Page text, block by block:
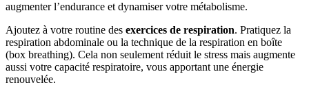
augmenter l’endurance et dynamiser votre métabolisme.
Ajoutez à votre routine des exercices de respiration. Pratiquez la
respiration abdominale ou la technique de la respiration en boîte
(box breathing). Cela non seulement réduit le stress mais augmente
aussi votre capacité respiratoire, vous apportant une énergie
renouvelée.